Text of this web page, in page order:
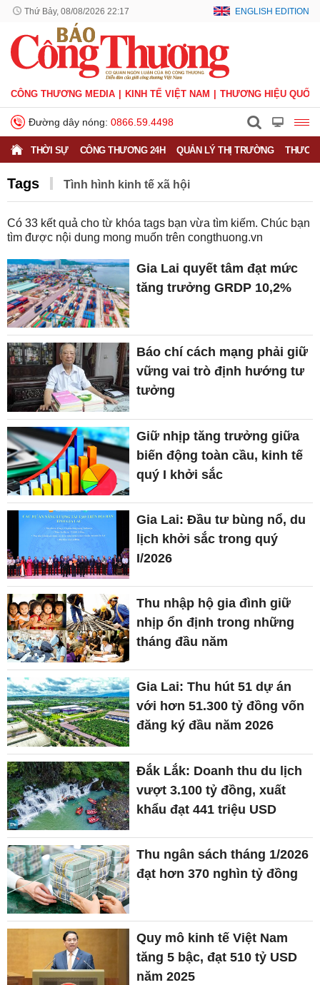
Thứ Bảy, 08/08/2026 22:17 ENGLISH EDITION
CÔNG THƯƠNG MEDIA KINH TẾ VIỆT NAM THƯƠNG HIỆU QUỐC
Đường dây nóng: 0866.59.4498
THỜI SỰ CÔNG THƯƠNG 24H QUẢN LÝ THỊ TRƯỜNG
Tags Tình hình kinh tế xã hội
Có 33 kết quả cho từ khóa tags bạn vừa tìm kiếm. Chúc bạn
tìm được nội dung mong muốn trên congthuong.vn
Gia Lai quyết tâm đạt mức
tăng trưởng GRDP 10,2%
Báo chí cách mạng phải giữ
vững vai trò định hướng tư
tưởng
Giữ nhịp tăng trưởng giữa
biến động toàn cầu, kinh tế
quý I khởi sắc
Gia Lai: Đầu tư bùng nổ, du
lịch khởi sắc trong quý
I/2026
Thu nhập hộ gia đình giữ
nhịp ổn định trong những
tháng đầu năm
Gia Lai: Thu hút 51 dự án
với hơn 51.300 tỷ đồng vốn
đăng ký đầu năm 2026
Đắk Lắk: Doanh thu du lịch
vượt 3.100 tỷ đồng, xuất
khẩu đạt 441 triệu USD
Thu ngân sách tháng 1/2026
đạt hơn 370 nghìn tỷ đồng
Quy mô kinh tế Việt Nam
tăng 5 bậc, đạt 510 tỷ USD
năm 2025